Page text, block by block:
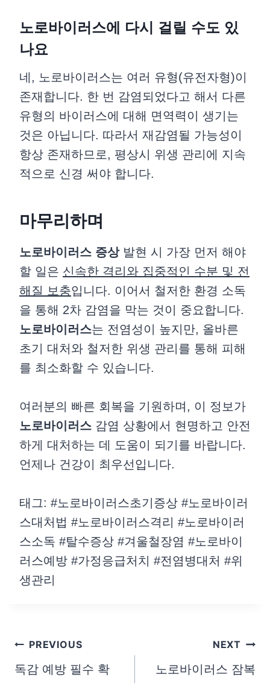
노로바이러스에 다시 걸릴 수도 있
나요
네, 노로바이러스는 여러 유형(유전자형)이
존재합니다. 한 번 감염되었다고 해서 다른
유형의 바이러스에 대해 면역력이 생기는
것은 아닙니다. 따라서 재감염될 가능성이
항상 존재하므로, 평상시 위생 관리에 지속
적으로 신경 써야 합니다.
마무리하며
노로바이러스 증상발현 시 가장 먼저 해야
할 일은 신속한 격리와 집중적인 수분 및 전
해질 보충입니다. 이어서 철저한 환경 소독
을 통해 2차 감염을 막는 것이 중요합니다.
노로바이러스는 전염성이 높지만, 올바른
초기 대처와 철저한 위생 관리를 통해 피해
를 최소화할 수 있습니다.
여러분의 빠른 회복을 기원하며, 이 정보가
노로바이러스 감염 상황에서 현명하고 안전
하게 대처하는 데 도움이 되기를 바랍니다.
언제나 건강이 최우선입니다.
태그: #노로바이러스초기증상 #노로바이러
스대처법 #노로바이러스격리 #노로바이러
스소독 #탈수증상 #겨울철장염 #노로바이
러스예방 #가정응급처치 #전염병대처 #위
생관리
글
탐
PREVIOUS
독감 예방 필수 확
NEXT
노로바이러스 잠복